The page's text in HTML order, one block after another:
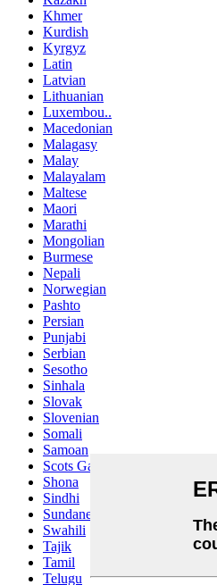
Khmer
Kurdish
Kyrgyz
Latin
Latvian
Lithuanian
Luxembou..
Macedonian
Malagasy
Malay
Malayalam
Maltese
Maori
Marathi
Mongolian
Burmese
Nepali
Norwegian
Pashto
Persian
Punjabi
Serbian
Sesotho
Sinhala
Slovak
Slovenian
Somali
Samoan
Scots Gaelic
Shona
Sindhi
Sundanese
Swahili
Tajik
Tamil
Telugu